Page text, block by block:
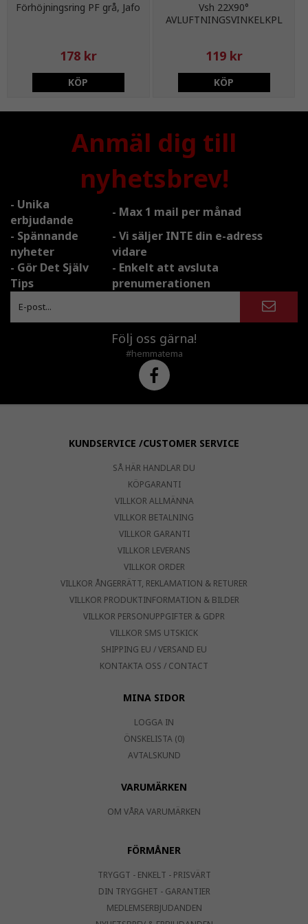
Förhöjningsring PF grå, Jafo
178 kr
KÖP
Vsh 22X90°
AVLUFTNINGSVINKELKPL
119 kr
KÖP
Anmäl dig till
nyhetsbrev!
- Unika
erbjudande
- Max 1 mail per månad
- Spännande
nyheter
- Vi säljer INTE din e-adress
vidare
- Gör Det Själv
Tips
- Enkelt att avsluta
prenumerationen
Följ oss gärna!
#hemmatema
KUNDSERVICE /CUSTOMER SERVICE
SÅ HÄR HANDLAR DU
KÖPGARANTI
VILLKOR ALLMÄNNA
VILLKOR BETALNING
VILLKOR GARANTI
VILLKOR LEVERANS
VILLKOR ORDER
VILLKOR ÅNGERRÄTT, REKLAMATION & RETURER
VILLKOR PRODUKTINFORMATION & BILDER
VILLKOR PERSONUPPGIFTER & GDPR
VILLKOR SMS UTSKICK
SHIPPING EU / VERSAND EU
KONTAKTA OSS / CONTACT
MINA SIDOR
LOGGA IN
ÖNSKELISTA (0)
AVTALSKUND
VARUMÄRKEN
OM VÅRA VARUMÄRKEN
FÖRMÅNER
TRYGGT - ENKELT - PRISVÄRT
DIN TRYGGHET - GARANTIER
MEDLEMSERBJUDANDEN